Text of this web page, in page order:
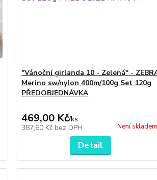
"Vánoční girlanda 10 - Zelená" -
Merino sw/nylon 400m/100g Set 120g
PŘEDOBJEDNÁVKA
469,00 Kč/ks
387,60 Kč bez DPH Není skladem
Detail